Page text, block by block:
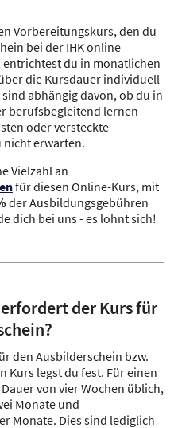
Vorbereitungskurs, den du
bei der IHK online
du in monatlichen
die Kursdauer individuell
abhängig davon, ob du in
berufsbegleitend lernen
oder versteckte
nicht erwarten.
Vielzahl an
für diesen Online-Kurs, mit
der Ausbildungsgebühren
dich bei uns - es lohnt sich!
der Kurs für
den Ausbilderschein bzw.
Kurs legst du fest. Für einen
von vier Wochen üblich,
Monate und
Monate. Dies sind lediglich